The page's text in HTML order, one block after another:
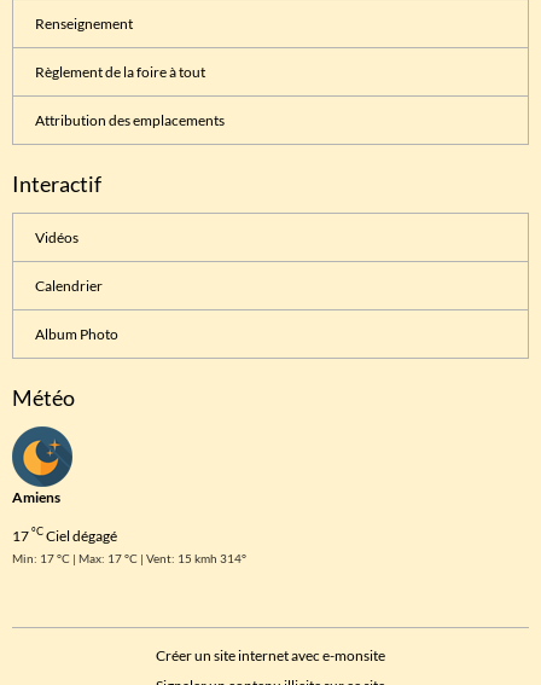
Renseignement
Règlement de la foire à tout
Attribution des emplacements
Interactif
Vidéos
Calendrier
Album Photo
Météo
Amiens
17°CCiel dégagé
Min: 17 °C | Max: 17 °C | Vent: 15 kmh 314°
Créer un site internet avec e-monsite